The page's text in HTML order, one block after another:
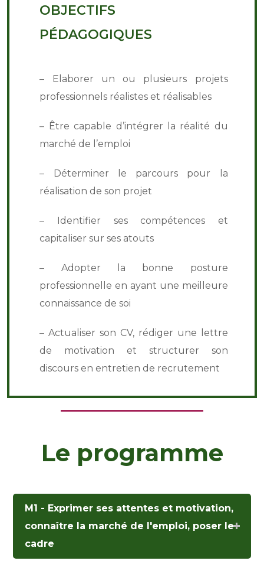
OBJECTIFS
PÉDAGOGIQUES
– Elaborer un ou plusieurs projets
professionnels réalistes et réalisables
– Être capable d’intégrer la réalité du
marché de l’emploi
– Déterminer le parcours pour la
réalisation de son projet
– Identifier ses compétences et
capitaliser sur ses atouts
– Adopter la bonne posture
professionnelle en ayant une meilleure
connaissance de soi
– Actualiser son CV, rédiger une lettre
de motivation et structurer son
discours en entretien de recrutement
Le programme
M1 - Exprimer ses attentes et motivation,
connaître la marché de l'emploi, poser le
cadre